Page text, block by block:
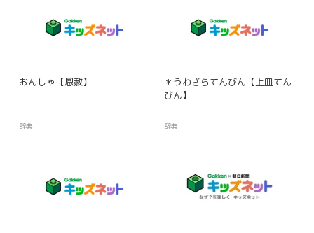
おんしゃ【恩赦】
辞典
＊うわざらてんびん【上皿てん
びん】
辞典